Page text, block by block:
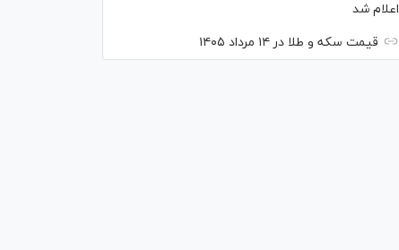
اعلام شد
قیمت سکه و طلا در ۱۴ مرداد ۱۴۰۵